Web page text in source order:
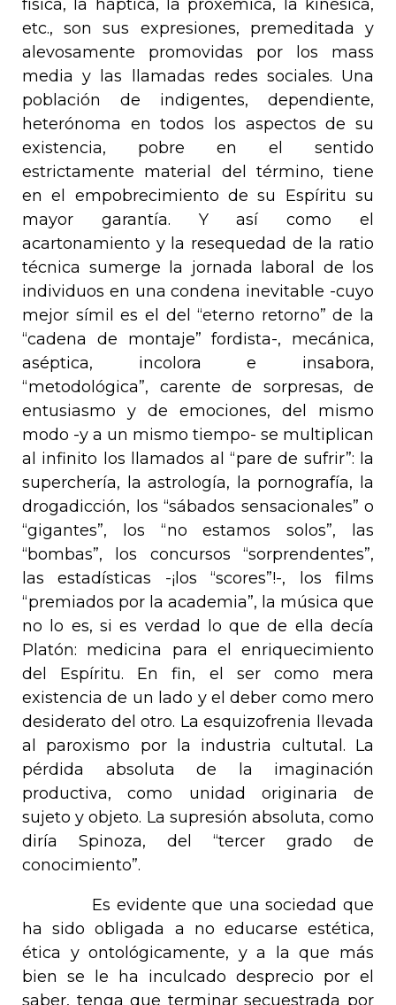
física, la háptica, la proxémica, la kinésica,
etc., son sus expresiones, premeditada y
alevosamente promovidas por los mass
mediay las llamadas redes sociales. Una
población de indigentes, dependiente,
heterónoma en todos los aspectos de su
existencia, pobre en el sentido
estrictamente material del término, tiene
en el empobrecimiento de su Espíritu su
mayor garantía. Y así como el
acartonamiento y la resequedad de la ratio
técnica sumerge la jornada laboral de los
individuos en una condena inevitable -cuyo
mejor símil es el del “eterno retorno” de la
“cadena de montaje” fordista-, mecánica,
aséptica, incolora e insabora,
“metodológica”, carente de sorpresas, de
entusiasmo y de emociones, del mismo
modo -y a un mismo tiempo- se multiplican
al infinito los llamados al “pare de sufrir”: la
superchería, la astrología, la pornografía, la
drogadicción, los “sábados sensacionales” o
“gigantes”, los “no estamos solos”, las
“bombas”, los concursos “sorprendentes”,
las estadísticas -¡los “scores”!-, los films
“premiados por la academia”, la música que
no lo es, si es verdad lo que de ella decía
Platón: medicina para el enriquecimiento
del Espíritu. En fin, el sercomo mera
existencia de un lado y eldeber como mero
desiderato del otro. La esquizofrenia llevada
al paroxismo por la industria cultutal. La
pérdida absoluta de la imaginación
productiva, como unidad originaria de
sujeto y objeto. La supresión absoluta, como
diría Spinoza, del “tercer grado de
conocimiento”.
Es evidente que una sociedad que
ha sido obligada a no educarse estética,
ética y ontológicamente, y a la que más
bien se le ha inculcado desprecio por el
saber, tenga que terminar secuestrada por